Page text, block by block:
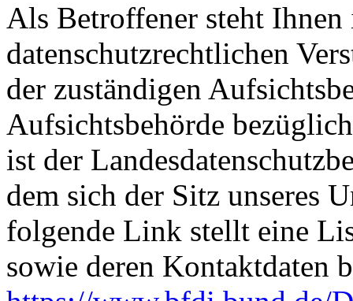
Als Betroffener steht Ihnen
datenschutzrechtlichen
der zuständigen
Aufsichtsbehörde
ist der
dem sich der Sitz unseres
folgende Link stellt eine
sowie deren Kontaktdaten